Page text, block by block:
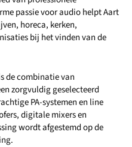
passie voor audio helpt Aart
horeca, kerken,
bij het vinden van de
de combinatie van
zorgvuldig geselecteerd
PA-systemen en line
digitale mixers en
wordt afgestemd op de